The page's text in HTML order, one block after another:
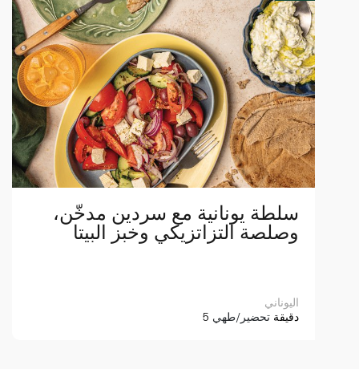
سلطة يونانية مع سردين مدخّن،
وصلصة التزاتزيكي وخبز البيتا
اليوناني
5 دقيقة تحضير/طهي